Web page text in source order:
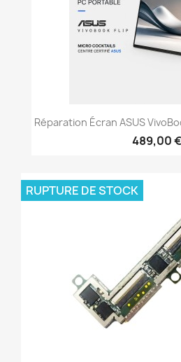
Réparation Écran ASUS
489,00 €
RUPTURE DE STOCK